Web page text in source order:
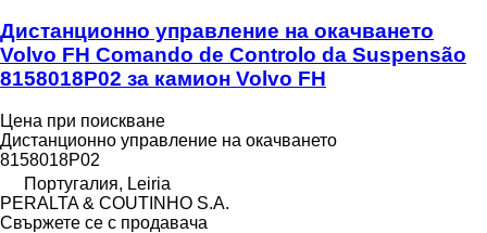
Дистанционно управление на окачването
Volvo FH Comando de Controlo da Suspensão
8158018P02 за камион Volvo FH
Цена при поискване
Дистанционно управление на окачването
8158018P02
Португалия, Leiria
PERALTA & COUTINHO S.A.
Свържете се с продавача